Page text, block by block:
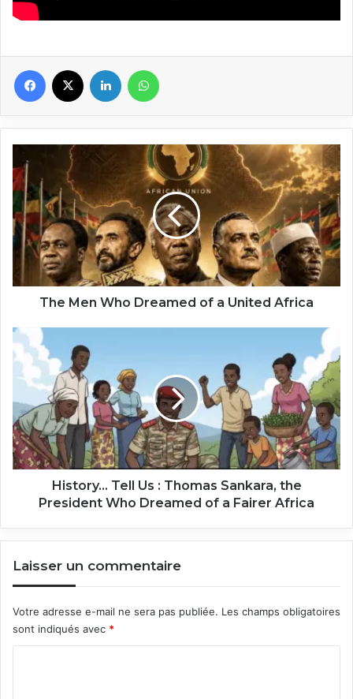
Facebook Linkedin
Men
Who
Dreamed
of
a
United
The Men Who Dreamed of a United Africa
History…
Tell
Thomas
Sankara,
the
President
Who
DreamedHistory… Tell Us : Thomas Sankara, the
President Who Dreamed of a Fairer Africa
Laisser un commentaire
Votre adresse e-mail ne sera pas publiée. Les champs obligatoires
sont indiqués avec *